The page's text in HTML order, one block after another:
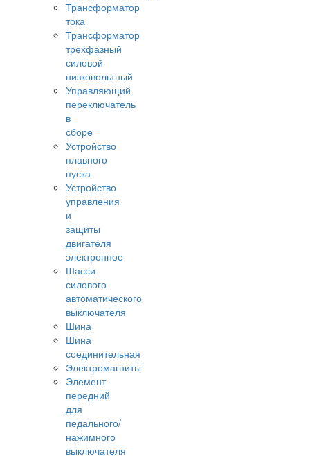
Трансформатор
тока
Трансформатор
трехфазный
силовой
низковольтный
Управляющий
переключатель
в
сборе
Устройство
плавного
пуска
Устройство
управления
и
защиты
двигателя
электронное
Шасси
силового
автоматического
выключателя
Шина
Шина
соединительная
Электромагниты
Элемент
передний
для
педального/
нажимного
выключателя